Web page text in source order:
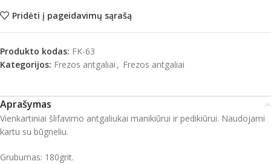
Pridėti į pageidavimų sąrašą
Produkto kodas: FK-63
Kategorijos: Frezos antgaliai , Frezos antgaliai
Aprašymas
Vienkartiniai šlifavimo antgaliukai manikiūrui ir pedikiūrui. Naudojami
kartu su būgneliu.
Grubumas: 180grit.